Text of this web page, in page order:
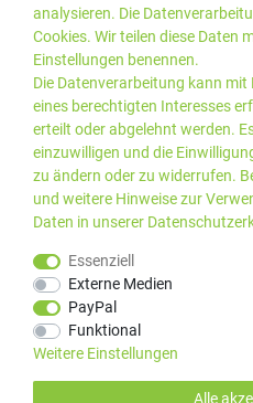
MwSt. zzgl.Versandkosten
Kundenbewertungen von Trusted
analysieren. Die
Cookies. Wir teilen diese Daten
Einstellungen benennen.
Die Datenverarbeitung kann
eines berechtigten Interesses
erteilt oder abgelehnt werden.
einzuwilligen und die
zu ändern oder zu widerrufen.
und weitere Hinweise zur
Daten in unserer
Essenziell
Externe Medien
PayPal
Funktional
Weitere Einstellungen
Alle